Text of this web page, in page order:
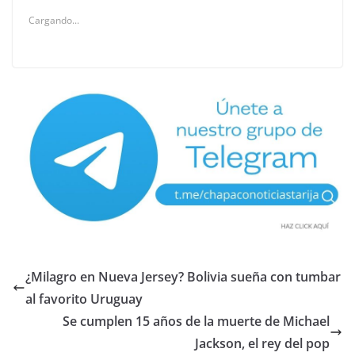
Cargando...
¿Milagro en Nueva Jersey? Bolivia sueña con tumbar
al favorito Uruguay
Se cumplen 15 años de la muerte de Michael
Jackson, el rey del pop